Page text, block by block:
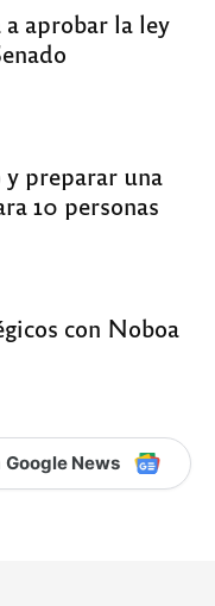
a aprobar la ley
preparar una
10 personas
con Noboa
Google News